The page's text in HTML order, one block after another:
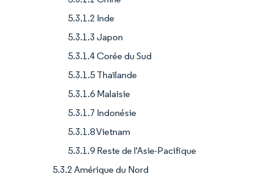
5.3.1.2 Inde
5.3.1.3 Japon
5.3.1.4 Corée du Sud
5.3.1.5 Thaïlande
5.3.1.6 Malaisie
5.3.1.7 Indonésie
5.3.1.8 Vietnam
5.3.1.9 Reste de l'Asie-Pacifique
5.3.2 Amérique du Nord